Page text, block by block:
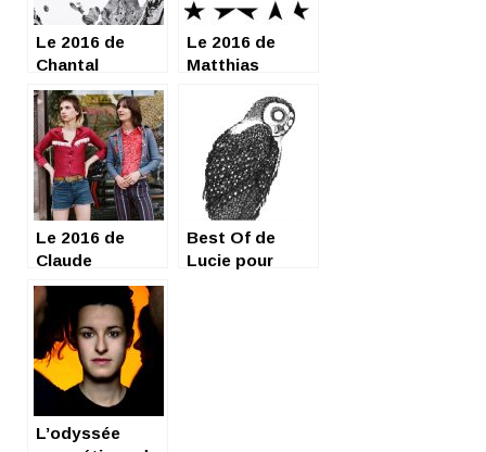
Le 2016 de
Chantal
Le 2016 de
Matthias
Le 2016 de
Claude
Best Of de
Lucie pour
L’odyssée